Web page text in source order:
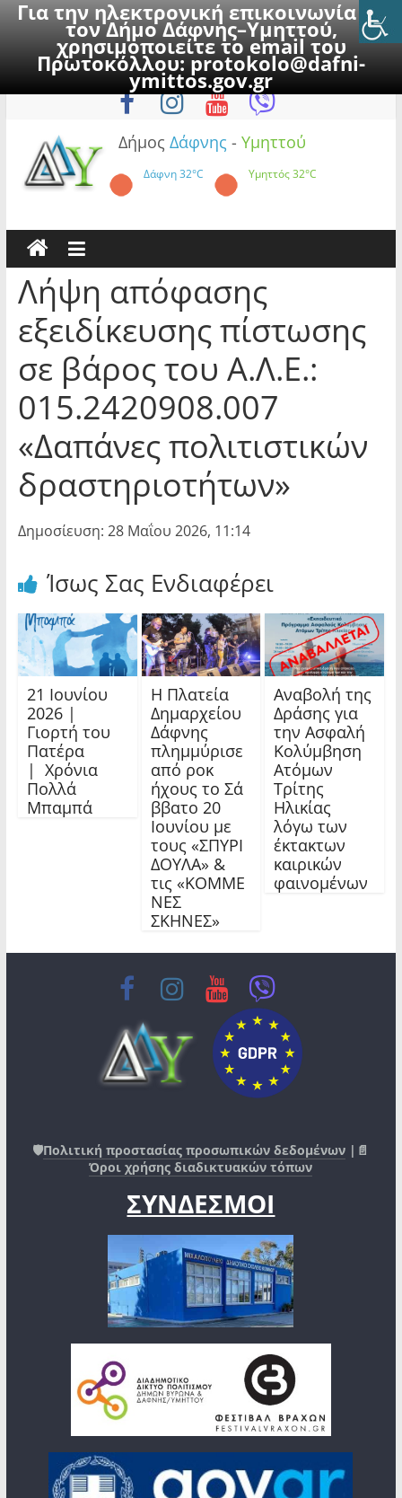
Για την ηλεκτρονική επικοινωνία με
τον Δήμο Δάφνης–Υμηττού,
χρησιμοποιείτε το email του
Πρωτοκόλλου:protokolo@dafni-
ymittos.gov.gr
to
Δευτέρα, 10 Αυγούστου 2026
Δήμος Δάφνης - Υμηττού
Δάφνη32°C Υμηττός32°C
Λήψη απόφασης
εξειδίκευσης πίστωσης
σε βάρος του Α.Λ.Ε.:
015.2420908.007
«Δαπάνες πολιτιστικών
δραστηριοτήτων»
Δημοσίευση: 28 Μαΐου 2026, 11:14
Ίσως Σας Ενδιαφέρει
21 Ιουνίου
2026 |
Γιορτή του
Πατέρα
| Χρόνια
Πολλά
Μπαμπά
Η Πλατεία
Δημαρχείου
Δάφνης
πλημμύρισε
από ροκ
ήχους το Σά
ββατο 20
Ιουνίου με
τους «ΣΠΥΡΙ
ΔΟΥΛΑ» &
τις «ΚΟΜΜΕ
ΝΕΣ
ΣΚΗΝΕΣ»
Αναβολή της
Δράσης για
την Ασφαλή
Κολύμβηση
Ατόμων
Τρίτης
Ηλικίας
λόγω των
έκτακτων
καιρικών
φαινομένων
🛡️Πολιτική προστασίας προσωπικών δεδομένων |📄
Όροι χρήσης διαδικτυακών τόπων
ΣΥΝΔΕΣΜΟΙ